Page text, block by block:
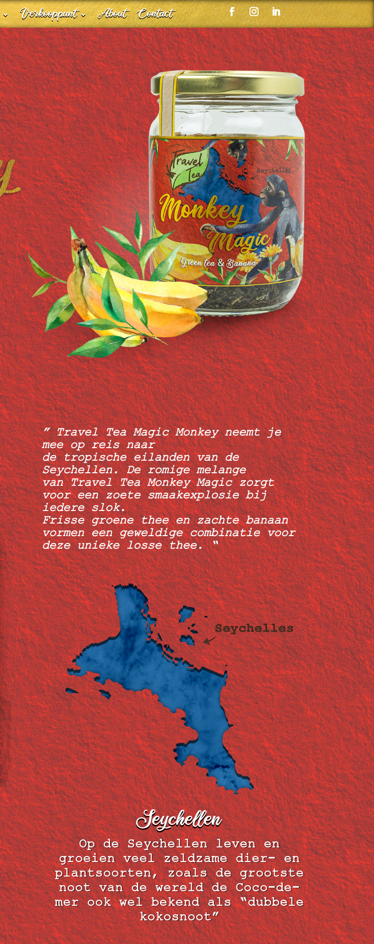
Verkooppunt About Contact
”Travel Tea Magic Monkey neemt je
mee op reis naar
de tropische eilanden van de
Seychellen. De romige melange
van Travel Tea Monkey Magic zorgt
voor een zoete smaakexplosie bij
iedere slok.
Frisse groene thee en zachte banaan
vormen een geweldige combinatie voor
deze unieke losse thee. “
Seychellen
Op de Seychellen leven en
groeien veel zeldzame dier- en
plantsoorten, zoals de grootste
noot van de wereld de Coco-de-
mer ook wel bekend als “dubbele
kokosnoot”